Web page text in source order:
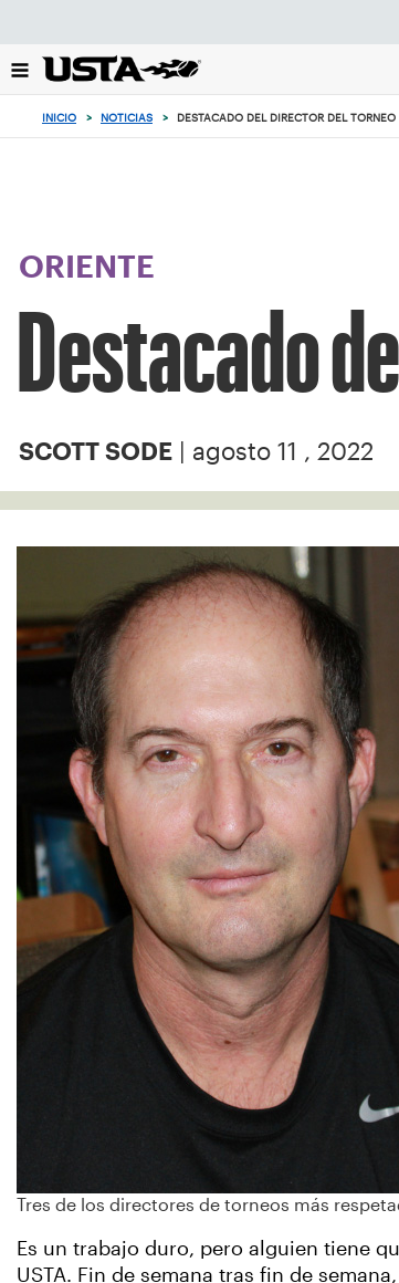
el
botón
INICIO > NOTICIAS > DESTACADO DEL DIRECTOR DEL TORNEO
ORIENTE
Destacado
SCOTT SODE | agosto 11 , 2022
Tres de los directores de torneos más
Es un trabajo duro, pero alguien tiene
USTA. Fin de semana tras fin de